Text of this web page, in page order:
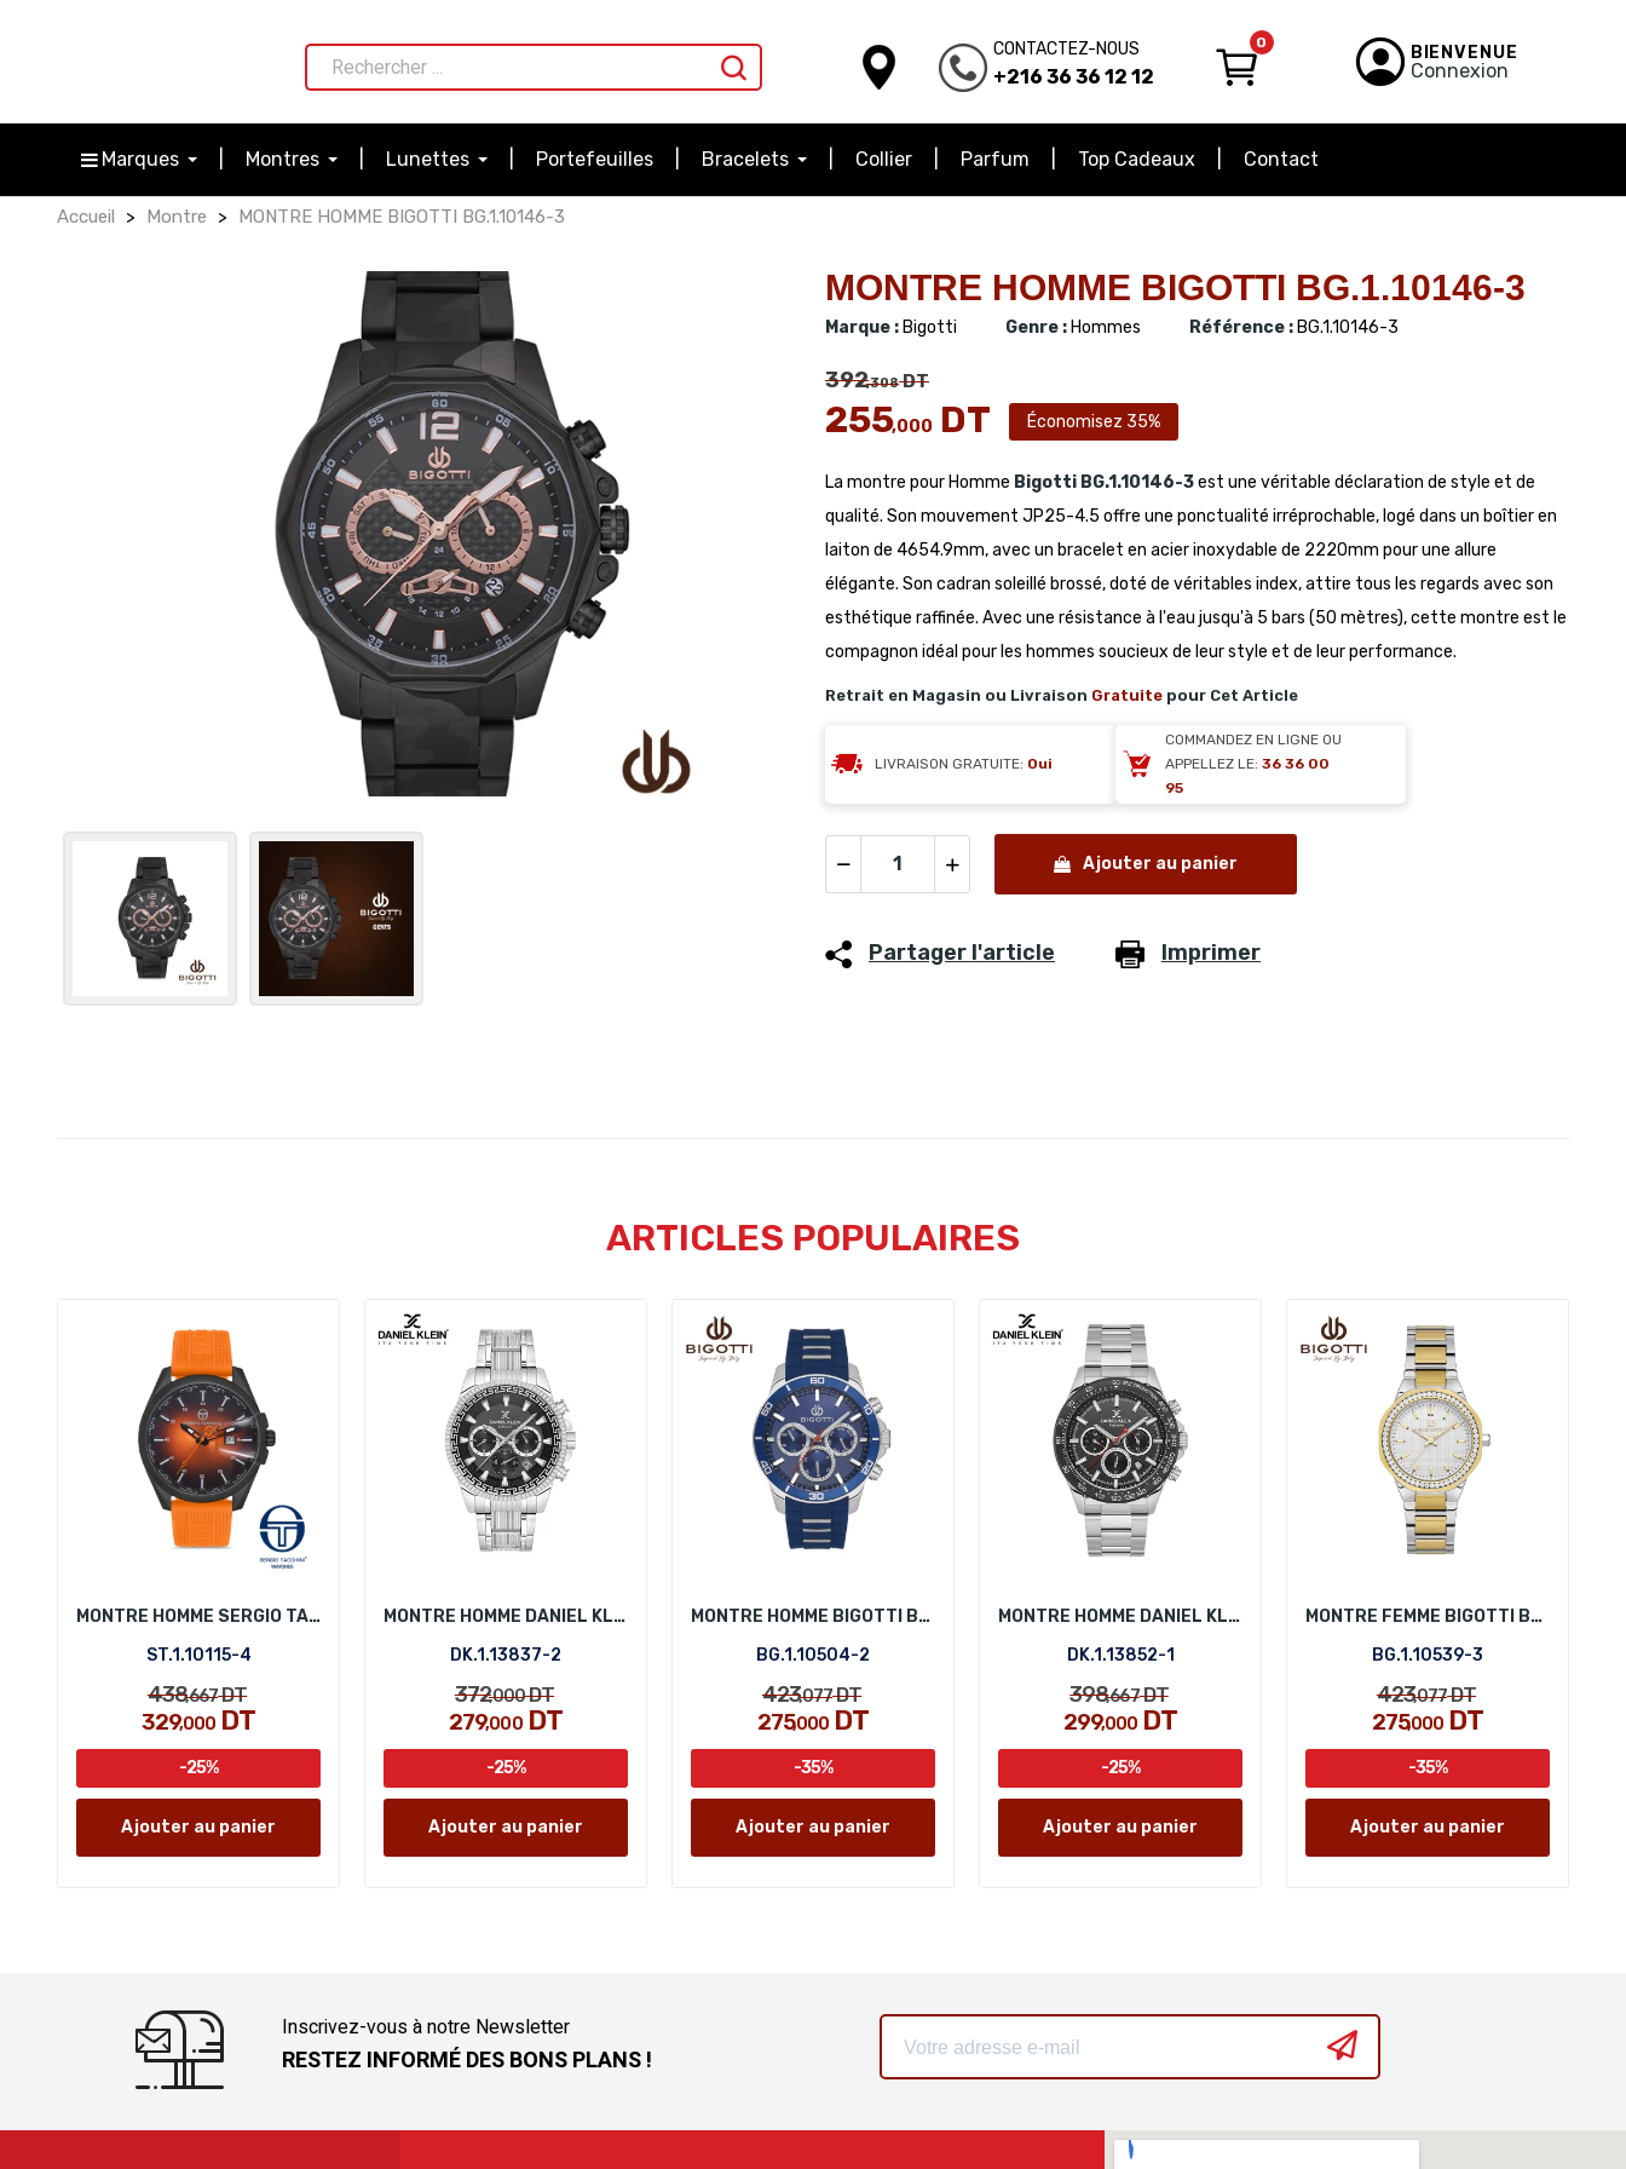
CONTACTEZ-NOUS
+216 36 36 12 12
0 BIENVENUE
Connexion
Marques Montres Lunettes Portefeuilles Bracelets Collier Parfum Top Cadeaux Contact
Accueil Montre MONTRE HOMME BIGOTTI BG.1.10146-3
MONTRE HOMME BIGOTTI BG.1.10146-3
Marque : Bigotti Genre : Hommes Référence : BG.1.10146-3
392,308DT
255,000 DT Économisez 35%
La montre pour Homme Bigotti BG.1.10146-3est une véritable déclaration de style et de
qualité. Son mouvement JP25-4.5 offre une ponctualité irréprochable, logé dans un boîtier en
laiton de 4654.9mm, avec un bracelet en acier inoxydable de 2220mm pour une allure
élégante. Son cadran soleillé brossé, doté de véritables index, attire tous les regards avec son
esthétique raffinée. Avec une résistance à l'eau jusqu'à 5 bars (50 mètres), cette montre est le
compagnon idéal pour les hommes soucieux de leur style et de leur performance.
Retrait en Magasin ou Livraison Gratuite pour Cet Article
LIVRAISON GRATUITE: Oui
COMMANDEZ EN LIGNE OU
APPELLEZ LE: 36 36 00
95
Ajouter au panier
Partager l'article Imprimer
ARTICLES POPULAIRES
MONTRE HOMME SERGIO TACCHINI ST.1.10115-4
ST.1.10115-4
438,667DT
329,000 DT
-25%
Ajouter au panier
MONTRE HOMME DANIEL KLEIN DK.1.13837-2
DK.1.13837-2
372,000DT
279,000DT
-25%
Ajouter au panier
MONTRE HOMME BIGOTTI BG.1.10504-2
BG.1.10504-2
423,077DT
275,000 DT
-35%
Ajouter au panier
MONTRE HOMME DANIEL KLEIN DK.1.13852-1
DK.1.13852-1
398,667DT
299,000 DT
-25%
Ajouter au panier
MONTRE FEMME BIGOTTI BG.1.10539-3
BG.1.10539-3
423,077DT
275,000 DT
-35%
Ajouter au panier
Inscrivez-vous à notre Newsletter
RESTEZ INFORMÉ DES BONS PLANS !